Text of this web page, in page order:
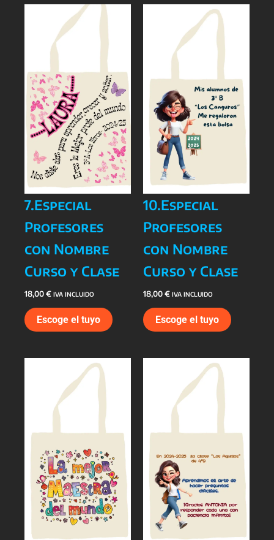
7.Especial
Profesores
con Nombre
Curso y Clase
18,00€ IVA INCLUIDO
Escoge el tuyo
10.Especial
Profesores
con Nombre
Curso y Clase
18,00€ IVA INCLUIDO
Escoge el tuyo